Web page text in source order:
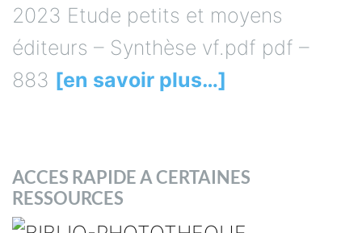
2023 Etude petits et moyens
éditeurs – Synthèse vf.pdf pdf –
883 [en savoir plus…]
ACCES RAPIDE A CERTAINES
RESSOURCES